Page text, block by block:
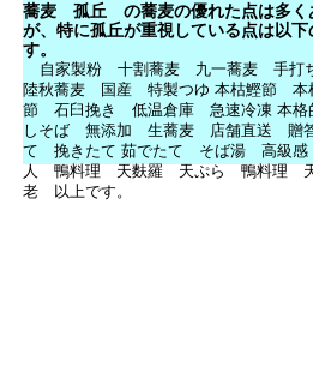
蕎麦 孤丘 の蕎麦の優れた点は多く
が、特に孤丘が重視している点は以下
す。
自家製粉 十割蕎麦 九一蕎麦 手打
陸秋蕎麦 国産 特製つゆ 本枯鰹節 本
節 石臼挽き 低温倉庫 急速冷凍 本
しそば 無添加 生蕎麦 店舗直送 贈
て 挽きたて 茹でたて そば湯 高級
人 鴨料理 天麩羅 天ぷら 鴨料理
老 以上です。